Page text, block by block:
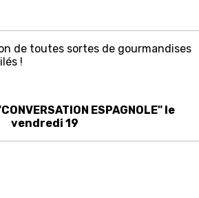
de toutes sortes de gourmandises
!
ESPAGNOLE" le
vendredi 19